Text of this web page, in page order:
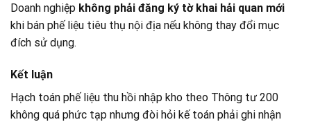
Doanh nghiệp không phải đăng ký tờ khai hải quan mới
khi bán phế liệu tiêu thụ nội địa nếu không thay đổi mục
đích sử dụng.
Kết luận
Hạch toán phế liệu thu hồi nhập kho theo Thông tư 200
không quá phức tạp nhưng đòi hỏi kế toán phải ghi nhận